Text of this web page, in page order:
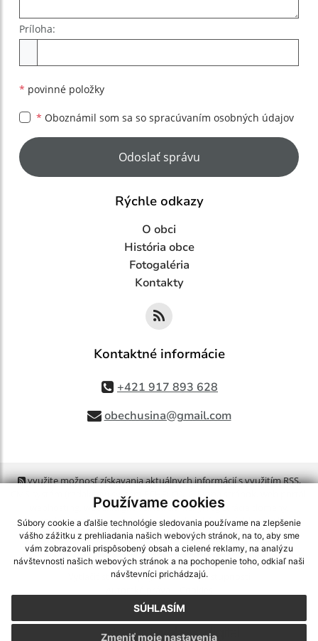
Používame cookies
Súbory cookie a ďalšie technológie sledovania používame na zlepšenie
vášho zážitku z prehliadania našich webových stránok, na to, aby sme
vám zobrazovali prispôsobený obsah a cielené reklamy, na analýzu
návštevnosti našich webových stránok a na pochopenie toho, odkiaľ naši
návštevníci prichádzajú.
SÚHLASÍM
Zmeniť moje nastavenia
Príloha:
* povinné položky
* Oboznámil som sa so spracúvaním osobných údajov
Google reCaptcha Response
Odoslať správu
Rýchle odkazy
O obci
História obce
Fotogaléria
Kontakty
Kontaktné informácie
+421 917 893 628
obechusina@gmail.com
využite možnosť získavania aktuálnych informácií s využitím RSS,
CMS systém (redakčný) systém ECHELON 2, Mapa stránok
webex.digital, s.r.o.,domény,registrácia domény
spoločnosť webex.digital, s.r.o.,technický prevádzkovateľ
Posledná aktualizácia:22.07.2026
Vytlačiť stránku|Vyhlásenie o prístupnosti
webdesign